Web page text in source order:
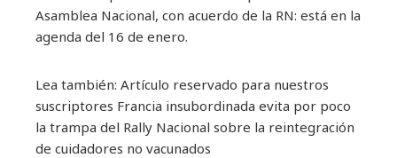
Asamblea Nacional, con acuerdo de la RN: está en la
agenda del 16 de enero.
Lea también: Artículo reservado para nuestros
suscriptores Francia insubordinada evita por poco
la trampa del Rally Nacional sobre la reintegración
de cuidadores no vacunados